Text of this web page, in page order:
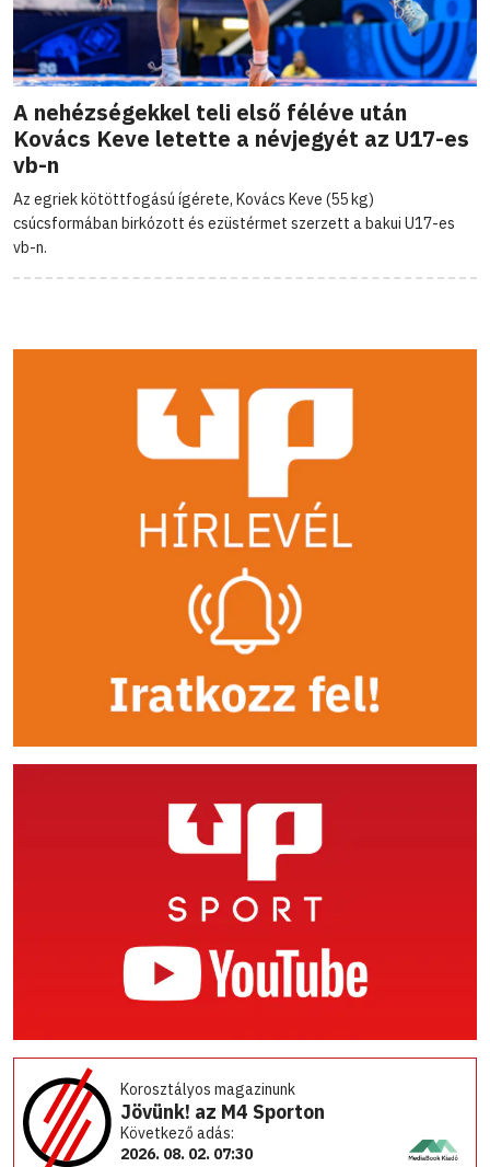
A nehézségekkel teli első féléve után
Kovács Keve letette a névjegyét az U17-es
vb-n
Az egriek kötöttfogású ígérete, Kovács Keve (55 kg)
csúcsformában birkózott és ezüstérmet szerzett a bakui U17-es
vb-n.
Korosztályos magazinunk
Jövünk! az M4 Sporton
Következő adás:
2026. 08. 02. 07:30